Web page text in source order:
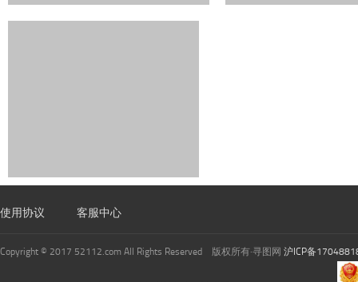
使用协议 客服中心
Copyright © 2017 52112.com All Rights Reserved 版权所有·寻图网 沪ICP备